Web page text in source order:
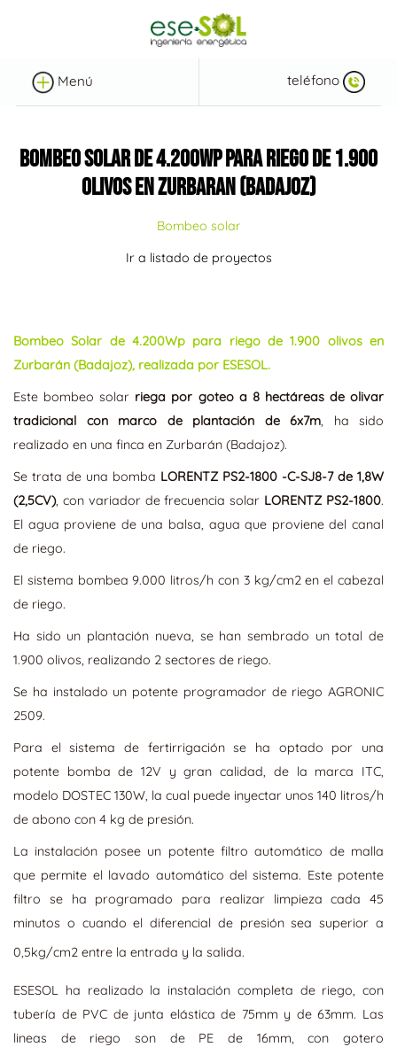
Menú teléfono
BOMBEO SOLAR DE 4.200WP PARA RIEGO DE 1.900
OLIVOS EN ZURBARAN (BADAJOZ)
Bombeo solar
Ir a listado de proyectos
Bombeo Solar de 4.200Wp para riego de 1.900 olivos en
Zurbarán (Badajoz), realizada por ESESOL.
Este bombeo solar riega por goteo a 8 hectáreas de olivar
tradicional con marco de plantación de 6x7m, ha sido
realizado en una finca en Zurbarán (Badajoz).
Se trata de una bomba LORENTZ PS2-1800 -C-SJ8-7 de 1,8W
(2,5CV), con variador de frecuencia solar LORENTZ PS2-1800.
El agua proviene de una balsa, agua que proviene del canal
de riego.
El sistema bombea 9.000 litros/h con 3 kg/cm2 en el cabezal
de riego.
Ha sido un plantación nueva, se han sembrado un total de
1.900 olivos, realizando 2 sectores de riego.
Se ha instalado un potente programador de riego AGRONIC
2509.
Para el sistema de fertirrigación se ha optado por una
potente bomba de 12V y gran calidad, de la marca ITC,
modelo DOSTEC 130W, la cual puede inyectar unos 140 litros/h
de abono con 4 kg de presión.
La instalación posee un potente filtro automático de malla
que permite el lavado automático del sistema. Este potente
filtro se ha programado para realizar limpieza cada 45
minutos o cuando el diferencial de presión sea superior a
0,5kg/cm2 entre la entrada y la salida.
ESESOL ha realizado la instalación completa de riego, con
tubería de PVC de junta elástica de 75mm y de 63mm. Las
lineas de riego son de PE de 16mm, con gotero